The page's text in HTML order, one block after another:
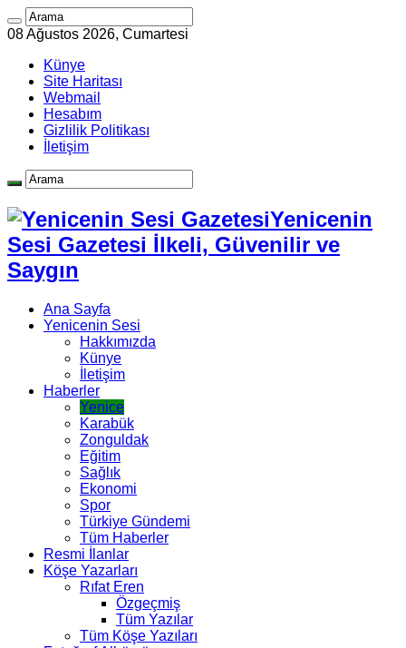
08 Ağustos 2026, Cumartesi
Künye
Site Haritası
Webmail
Hesabım
Gizlilik Politikası
İletişim
Yenicenin
Sesi Gazetesi İlkeli, Güvenilir ve
Saygın
Ana Sayfa
Yenicenin Sesi
Hakkımızda
Künye
İletişim
Haberler
Yenice
Karabük
Zonguldak
Eğitim
Sağlık
Ekonomi
Spor
Türkiye Gündemi
Tüm Haberler
Resmi İlanlar
Köşe Yazarları
Rıfat Eren
Özgeçmiş
Tüm Yazılar
Tüm Köşe Yazıları